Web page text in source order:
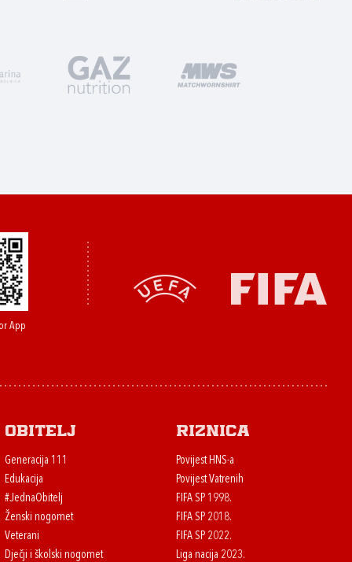
App
Obitelj
Generacija 111
Edukacija
#JednaObitelj
Ženski nogomet
Veterani
Dječji i školski nogomet
Riznica
Povijest HNS-a
Povijest Vatrenih
FIFA SP 1998.
FIFA SP 2018.
FIFA SP 2022.
Liga nacija 2023.